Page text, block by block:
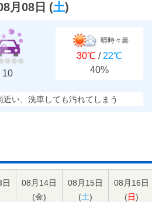
月08日 (土)
10
晴時々曇
30℃ / 22℃
40%
近い、洗車しても汚れてしまう
08月14日
(金)
08月15日
(土)
08月16日
(日)